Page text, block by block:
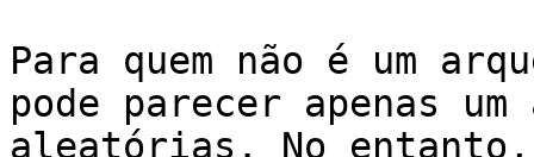
Para quem não é um
pode parecer apenas um
aleatórias. No